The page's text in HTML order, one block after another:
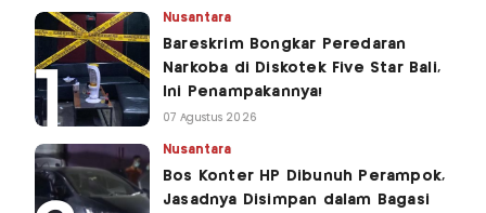
Nusantara
Bareskrim Bongkar Peredaran
Narkoba di Diskotek Five Star Bali,
Ini Penampakannya!
07 Agustus 2026
Nusantara
Bos Konter HP Dibunuh Perampok,
Jasadnya Disimpan dalam Bagasi